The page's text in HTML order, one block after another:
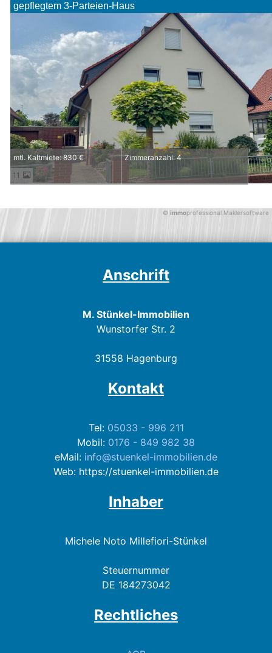
gepflegtem 3-Parteien-Haus
11
mtl. Kaltmiete: 830 € Zimmeranzahl: 4
© immoprofessional Maklersoftware
Anschrift
M. Stünkel-Immobilien
Wunstorfer Str. 2
31558 Hagenburg
Kontakt
Tel: 05033 - 996 211
Mobil: 0176 - 849 982 38
eMail: info@stuenkel-immobilien.de
Web: https://stuenkel-immobilien.de
Inhaber
Michele Noto Millefiori-Stünkel
Steuernummer
DE 184273042
Rechtliches